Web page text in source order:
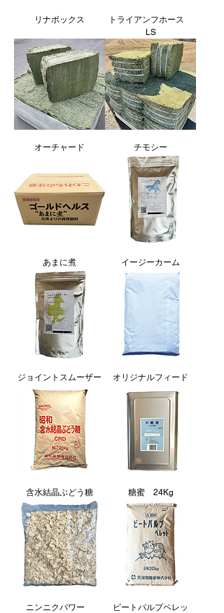
リナボックス
トライアンフホース
LS
オーチャード チモシー
あまに煮 イージーカーム
ジョイントスムーザー オリジナルフィード
含水結晶ぶどう糖 糖蜜 24Kg
ニンニクパワー
ビートパルプペレッ